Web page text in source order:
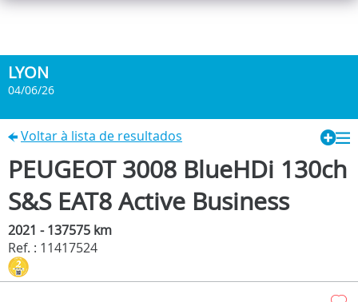
LYON
04/06/26
Voltar à lista de resultados
PEUGEOT 3008 BlueHDi 130ch
S&S EAT8 Active Business
2021 - 137575 km
Ref. : 11417524